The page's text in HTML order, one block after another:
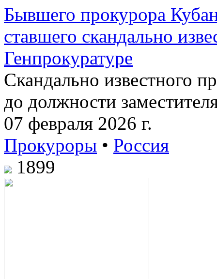
Бывшего прокурора
ставшего скандально
Генпрокуратуре
Скандально известного
до должности
07 февраля 2026 г.
Прокуроры • Россия
1899